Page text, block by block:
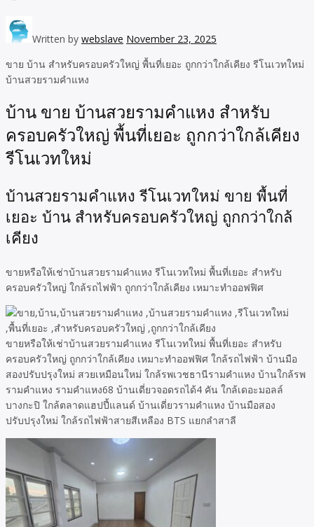
Written by webslave November 23, 2025
ขาย บ้าน สำหรับครอบครัวใหญ่ พื้นที่เยอะ ถูกกว่าใกล้เคียง รีโนเวทใหม่
บ้านสวยรามคำแหง
บ้าน ขาย บ้านสวยรามคำแหง สำหรับ
ครอบครัวใหญ่ พื้นที่เยอะ ถูกกว่าใกล้เคียง
รีโนเวทใหม่
บ้านสวยรามคำแหง รีโนเวทใหม่ ขาย พื้นที่
เยอะ บ้าน สำหรับครอบครัวใหญ่ ถูกกว่าใกล้
เคียง
ขายหรือให้เช่าบ้านสวยรามคำแหง รีโนเวทใหม่ พื้นที่เยอะ สำหรับ
ครอบครัวใหญ่ ใกล้รถไฟฟ้า ถูกกว่าใกล้เคียง เหมาะทำออฟฟิศ
ขายหรือให้เช่าบ้านสวยรามคำแหง รีโนเวทใหม่ พื้นที่เยอะ สำหรับ
ครอบครัวใหญ่ ถูกกว่าใกล้เคียง เหมาะทำออฟฟิศ ใกล้รถไฟฟ้า บ้านมือ
สองปรับปรุงใหม่ สวยเหมือนใหม่ ใกล้รพเวชธานีรามคำแหง บ้านใกล้รพ
รามคำแหง รามคำแหง68 บ้านเดี่ยวจอดรถได้4 คัน ใกล้เดอะมอลล์
บางกะปิ ใกล้ตลาดแฮปปี้แลนด์ บ้านเดี่ยวรามคำแหง บ้านมือสอง
ปรับปรุงใหม่ ใกล้รถไฟฟ้าสายสีเหลือง BTS แยกลำสาลี